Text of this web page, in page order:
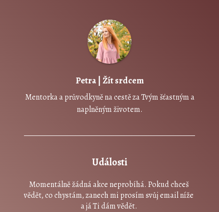
Petra | Žít srdcem
Mentorka a průvodkyně na cestě za Tvým šťastným a
naplněným životem.
Události
Momentálně žádná akce neprobíhá. Pokud chceš
vědět, co chystám, zanech mi prosím svůj email níže
a já Ti dám vědět.